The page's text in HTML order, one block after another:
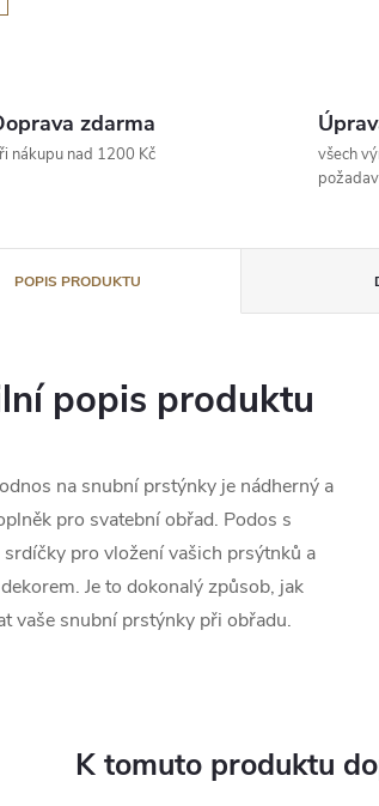
zdarma
nákupu nad 1200 Kč
všech
POPIS PRODUKTU
popis produktu
na snubní prstýnky je nádherný a
pro svatební obřad. Podos s
pro vložení vašich prsýtnků a
Je to dokonalý způsob, jak
vaše snubní prstýnky při obřadu.
K tomuto produktu